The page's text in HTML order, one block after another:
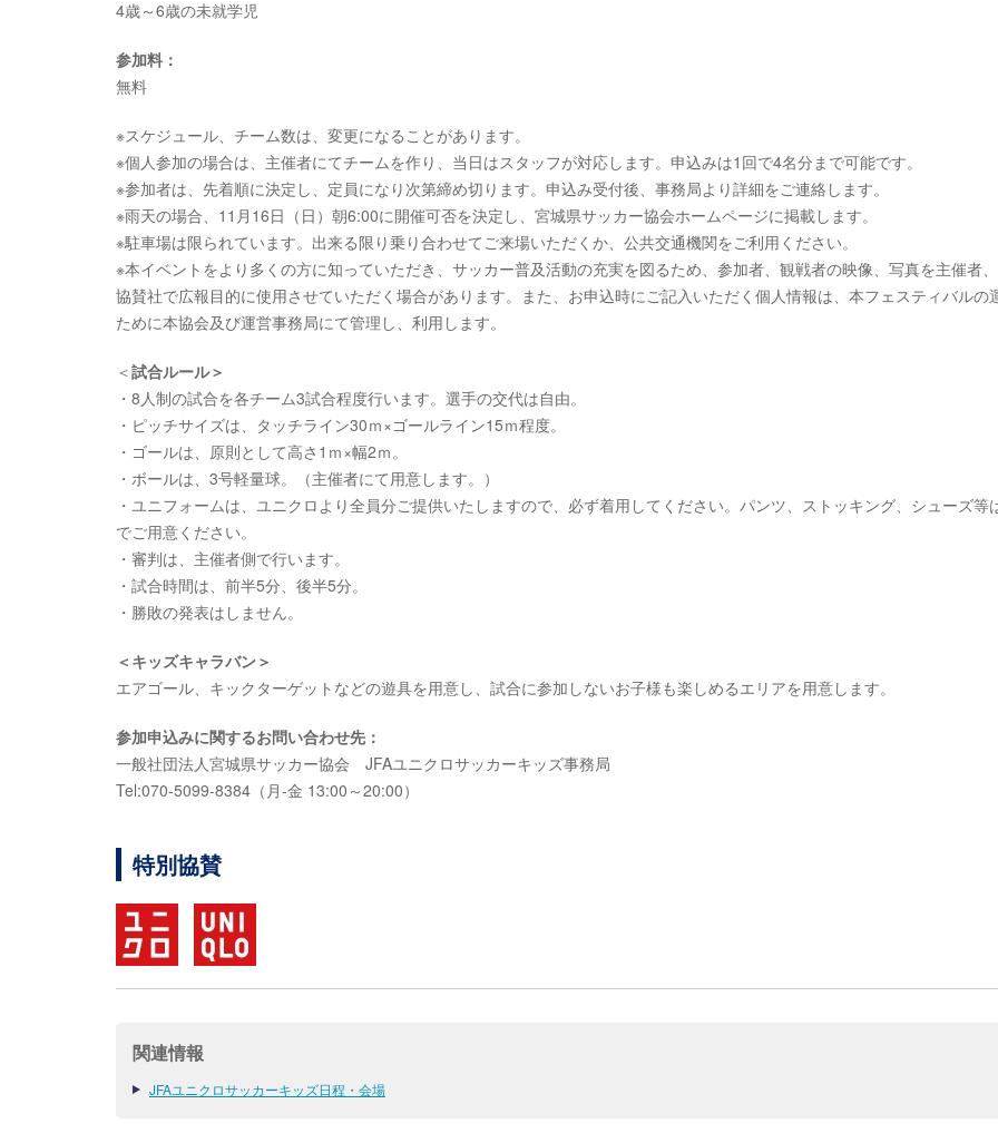
4歳～6歳の未就学児
参加料：
無料
※スケジュール、チーム数は、変更になることがあります。
※個人参加の場合は、主催者にてチームを作り、当日はスタッフが対応します。申込みは1回で4名分まで可能です。
※参加者は、先着順に決定し、定員になり次第締め切ります。申込み受付後、事務局より詳細をご連絡します。
※雨天の場合、11月16日（日）朝6:00に開催可否を決定し、宮城県サッカー協会ホームページに掲載します。
※駐車場は限られています。出来る限り乗り合わせてご来場いただくか、公共交通機関をご利用ください。
※本イベントをより多くの方に知っていただき、サッカー普及活動の充実を図るため、参加者、観戦者の映像、写真を主催者
協賛社で広報目的に使用させていただく場合があります。また、お申込時にご記入いただく個人情報は、本フェスティバルの
ために本協会及び運営事務局にて管理し、利用します。
＜試合ルール＞
・8人制の試合を各チーム3試合程度行います。選手の交代は自由。
・ピッチサイズは、タッチライン30ｍ×ゴールライン15ｍ程度。
・ゴールは、原則として高さ1ｍ×幅2ｍ。
・ボールは、3号軽量球。（主催者にて用意します。）
・ユニフォームは、ユニクロより全員分ご提供いたしますので、必ず着用してください。パンツ、ストッキング、シューズ等
でご用意ください。
・審判は、主催者側で行います。
・試合時間は、前半5分、後半5分。
・勝敗の発表はしません。
＜キッズキャラバン＞
エアゴール、キックターゲットなどの遊具を用意し、試合に参加しないお子様も楽しめるエリアを用意します。
参加申込みに関するお問い合わせ先：
一般社団法人宮城県サッカー協会 JFAユニクロサッカーキッズ事務局
Tel:070-5099-8384（月-金 13:00～20:00）
特別協賛
関連情報
JFAユニクロサッカーキッズ日程・会場